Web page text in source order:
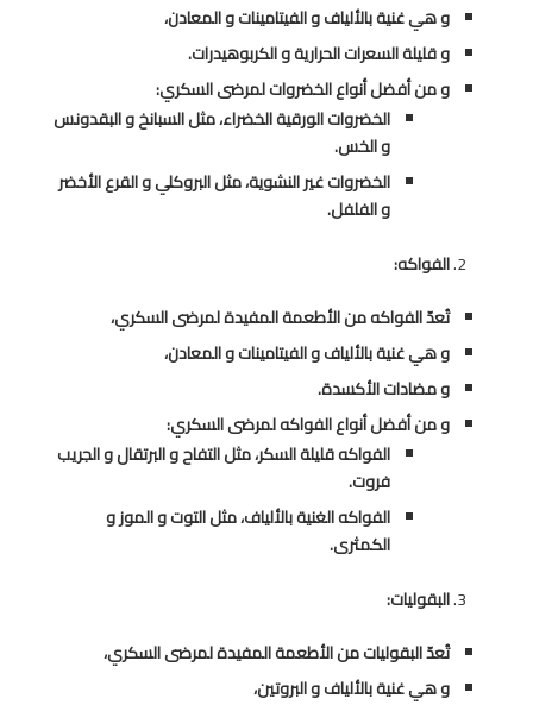
و هي غنية بالألياف و الفيتامينات و المعادن،
و قليلة السعرات الحرارية و الكربوهيدرات.
و من أفضل أنواع الخضروات لمرضى السكري:
الخضروات الورقية الخضراء، مثل السبانخ و البقدونس
و الخس.
الخضروات غير النشوية، مثل البروكلي و القرع الأخضر
و الفلفل.
الفواكه:
تُعدّ الفواكه من الأطعمة المفيدة لمرضى السكري،
و هي غنية بالألياف و الفيتامينات و المعادن،
و مضادات الأكسدة.
و من أفضل أنواع الفواكه لمرضى السكري:
الفواكه قليلة السكر، مثل التفاح و البرتقال و الجريب
فروت.
الفواكه الغنية بالألياف، مثل التوت و الموز و
الكمثرى.
البقوليات:
تُعدّ البقوليات من الأطعمة المفيدة لمرضى السكري،
و هي غنية بالألياف و البروتين،